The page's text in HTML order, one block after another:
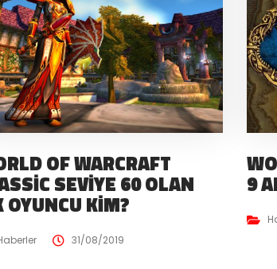
OF WARCRAFT
SEVIYE 60 OLAN
OYUNCU KIM?
31/08/2019
9